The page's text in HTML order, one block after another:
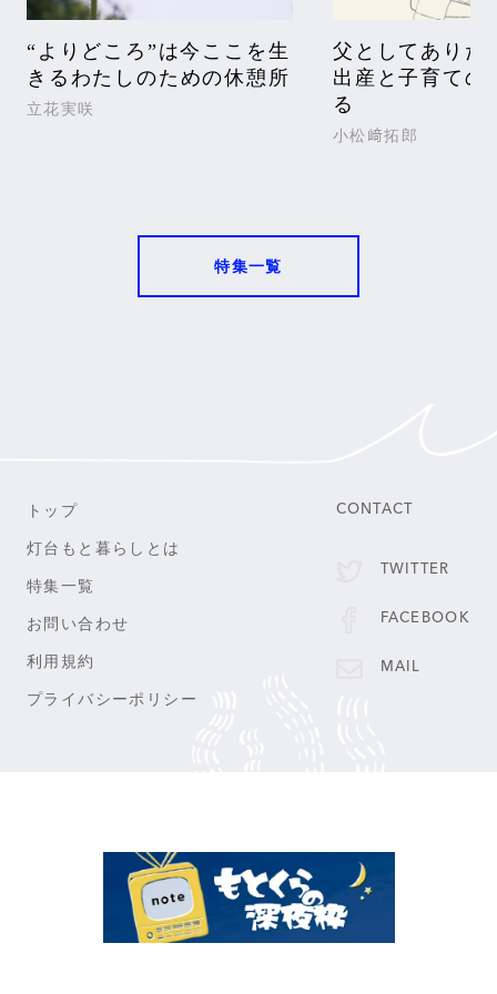
“よりどころ”は今ここを生
きるわたしのための休憩所
立花実咲
父としてありた
出産と子育ての
る
小松﨑拓郎
特集一覧
トップ
灯台もと暮らしとは
特集一覧
お問い合わせ
利用規約
プライバシーポリシー
CONTACT
TWITTER
FACEBOOK
MAIL